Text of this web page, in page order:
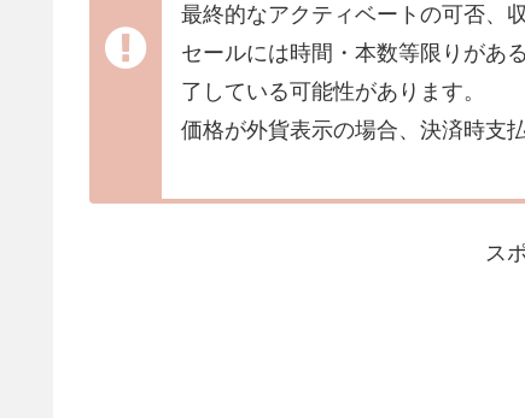
最終的なアクティベートの可否、
セールには時間・本数等限りがあ
了している可能性があります。
価格が外貨表示の場合、決済時支
ス